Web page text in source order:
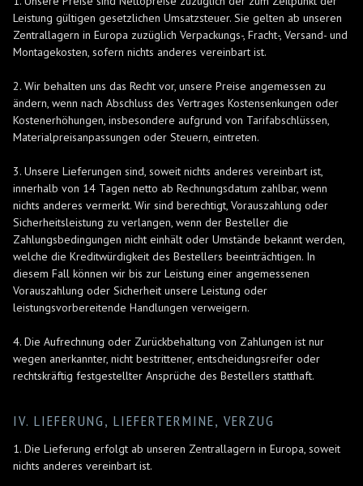
Leistung gültigen gesetzlichen Umsatzsteuer. Sie gelten ab unseren
Zentrallagern in Europa zuzüglich Verpackungs-, Fracht-, Versand- und
Montagekosten, sofern nichts anderes vereinbart ist.
2. Wir behalten uns das Recht vor, unsere Preise angemessen zu
ändern, wenn nach Abschluss des Vertrages Kostensenkungen oder
Kostenerhöhungen, insbesondere aufgrund von Tarifabschlüssen,
Materialpreisanpassungen oder Steuern, eintreten.
3. Unsere Lieferungen sind, soweit nichts anderes vereinbart ist,
innerhalb von 14 Tagen netto ab Rechnungsdatum zahlbar, wenn
nichts anderes vermerkt. Wir sind berechtigt, Vorauszahlung oder
Sicherheitsleistung zu verlangen, wenn der Besteller die
Zahlungsbedingungen nicht einhält oder Umstände bekannt werden,
welche die Kreditwürdigkeit des Bestellers beeinträchtigen. In
diesem Fall können wir bis zur Leistung einer angemessenen
Vorauszahlung oder Sicherheit unsere Leistung oder
leistungsvorbereitende Handlungen verweigern.
4. Die Aufrechnung oder Zurückbehaltung von Zahlungen ist nur
wegen anerkannter, nicht bestrittener, entscheidungsreifer oder
rechtskräftig festgestellter Ansprüche des Bestellers statthaft.
IV. LIEFERUNG, LIEFERTERMINE, VERZUG
1. Die Lieferung erfolgt ab unseren Zentrallagern in Europa, soweit
nichts anderes vereinbart ist.